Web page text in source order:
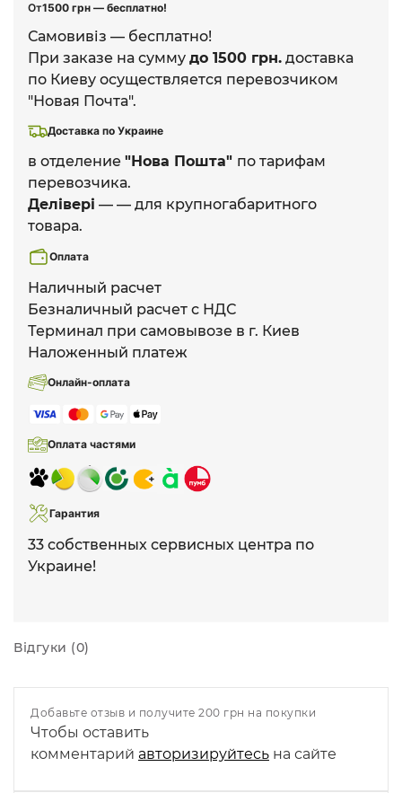
От1500 грн — бесплатно!
Самовивіз — бесплатно!
При заказе на сумму до 1500 грн. доставка
по Киеву осуществляется перевозчиком
"Новая Почта".
Доставка по Украине
в отделение "Нова Пошта" по тарифам
перевозчика.
Делівері — — для крупногабаритного
товара.
Оплата
Наличный расчет
Безналичный расчет с НДС
Терминал при самовывозе в г. Киев
Наложенный платеж
Онлайн-оплата
Оплата частями
Гарантия
33 собственных сервисных центра по
Украине!
Відгуки (0)
Добавьте отзыв и получите 200 грн на покупки
Чтобы оставить
комментарий авторизируйтесь на сайте